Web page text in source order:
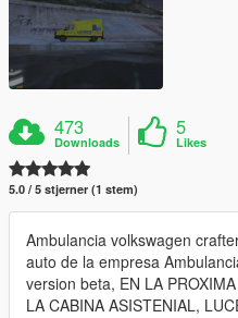
473
Downloads
5
Likes
5.0 / 5 stjerner (1 stem)
Ambulancia volkswagen
auto de la empresa
version beta, EN LA
LA CABINA ASISTENIAL,